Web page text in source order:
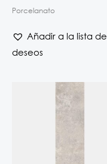
Porcelanato
Añadir a la lista de
deseos